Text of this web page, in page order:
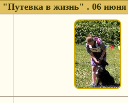
в жизнь" . 06